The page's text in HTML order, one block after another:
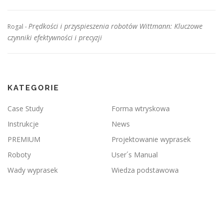
Rogal -Prędkości i przyspieszenia robotów Wittmann: Kluczowe
czynniki efektywności i precyzji
KATEGORIE
Case Study
Forma wtryskowa
Instrukcje
News
PREMIUM
Projektowanie wyprasek
Roboty
User´s Manual
Wady wyprasek
Wiedza podstawowa